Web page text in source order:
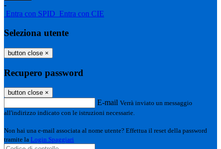
-
Entra con SPID Entra con CIE
Seleziona utente
button close ×
Recupero password
button close ×
E-mail Verrà inviato un messaggio
all'indirizzo indicato con le istruzioni necessarie.
Non hai una e-mail associata al nome utente? Effettua il reset della password
tramite la Login Spaggiari